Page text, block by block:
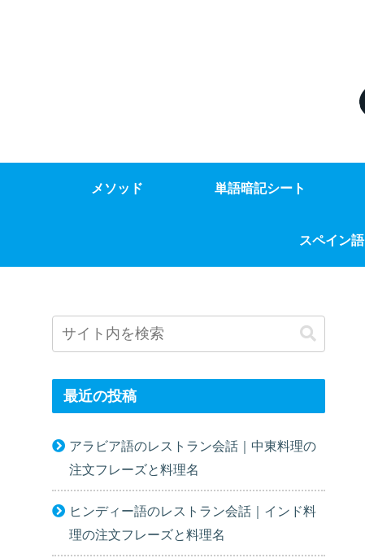
メソッド 単語暗記シート
スペイン語
最近の投稿
アラビア語のレストラン会話｜中東料理の
注文フレーズと料理名
ヒンディー語のレストラン会話｜インド料
理の注文フレーズと料理名